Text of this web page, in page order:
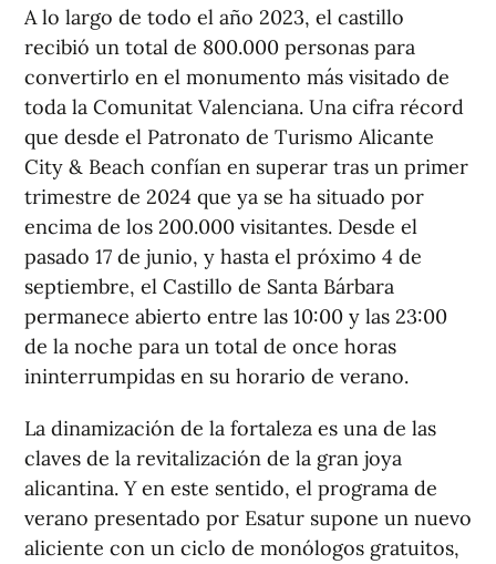
A lo largo de todo el año 2023, el castillo
recibió un total de 800.000 personas para
convertirlo en el monumento más visitado de
toda la Comunitat Valenciana. Una cifra récord
que desde el Patronato de Turismo Alicante
City & Beach confían en superar tras un primer
trimestre de 2024 que ya se ha situado por
encima de los 200.000 visitantes. Desde el
pasado 17 de junio, y hasta el próximo 4 de
septiembre, el Castillo de Santa Bárbara
permanece abierto entre las 10:00 y las 23:00
de la noche para un total de once horas
ininterrumpidas en su horario de verano.
La dinamización de la fortaleza es una de las
claves de la revitalización de la gran joya
alicantina. Y en este sentido, el programa de
verano presentado por Esatur supone un nuevo
aliciente con un ciclo de monólogos gratuitos,